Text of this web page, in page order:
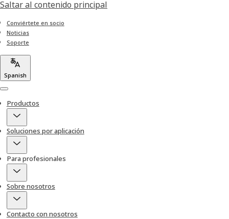
Saltar al contenido principal
Conviértete en socio
Noticias
Soporte
Spanish
Menu
Productos
Soluciones por aplicación
Para profesionales
Sobre nosotros
Contacto con nosotros